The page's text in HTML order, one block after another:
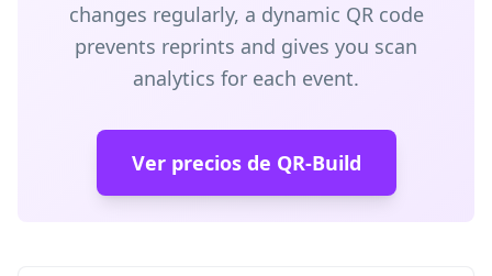
changes regularly, a dynamic QR code
prevents reprints and gives you scan
analytics for each event.
Ver precios de QR-Build